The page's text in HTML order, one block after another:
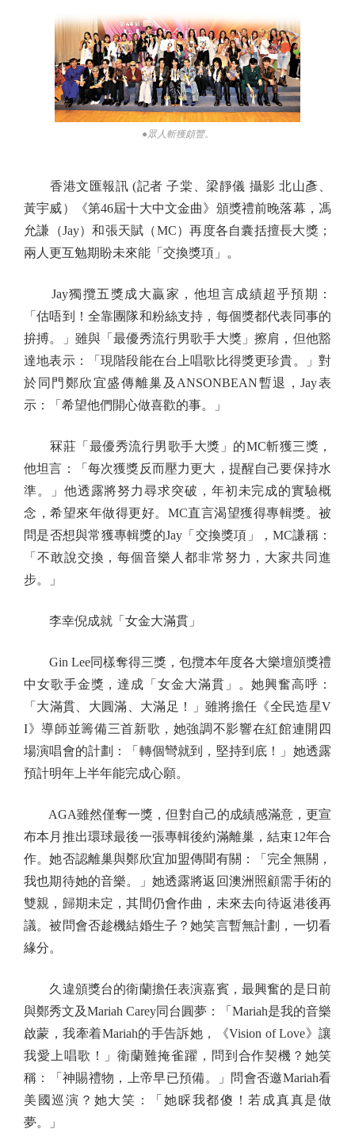
●眾人斬獲頗豐。
香港文匯報訊 (記者 子棠、梁靜儀 攝影 北山彥、
黃宇威）《第46屆十大中文金曲》頒獎禮前晚落幕，馮
允謙（Jay）和張天賦（MC）再度各自囊括擅長大獎；
兩人更互勉期盼未來能「交換獎項」。
Jay獨攬五獎成大贏家，他坦言成績超乎預期：
「估唔到！全靠團隊和粉絲支持，每個獎都代表同事的
拚搏。」雖與「最優秀流行男歌手大獎」擦肩，但他豁
達地表示：「現階段能在台上唱歌比得獎更珍貴。」對
於同門鄭欣宜盛傳離巢及ANSONBEAN暫退，Jay表
示：「希望他們開心做喜歡的事。」
冧莊「最優秀流行男歌手大獎」的MC斬獲三獎，
他坦言：「每次獲獎反而壓力更大，提醒自己要保持水
準。」他透露將努力尋求突破，年初未完成的實驗概
念，希望來年做得更好。MC直言渴望獲得專輯獎。被
問是否想與常獲專輯獎的Jay「交換獎項」，MC謙稱：
「不敢說交換，每個音樂人都非常努力，大家共同進
步。」
李幸倪成就「女金大滿貫」
Gin Lee同樣奪得三獎，包攬本年度各大樂壇頒獎禮
中女歌手金獎，達成「女金大滿貫」。她興奮高呼：
「大滿貫、大圓滿、大滿足！」雖將擔任《全民造星V
I》導師並籌備三首新歌，她強調不影響在紅館連開四
場演唱會的計劃：「轉個彎就到，堅持到底！」她透露
預計明年上半年能完成心願。
AGA雖然僅奪一獎，但對自己的成績感滿意，更宣
布本月推出環球最後一張專輯後約滿離巢，結束12年合
作。她否認離巢與鄭欣宜加盟傳聞有關：「完全無關，
我也期待她的音樂。」她透露將返回澳洲照顧需手術的
雙親，歸期未定，其間仍會作曲，未來去向待返港後再
議。被問會否趁機結婚生子？她笑言暫無計劃，一切看
緣分。
久違頒獎台的衛蘭擔任表演嘉賓，最興奮的是日前
與鄭秀文及Mariah Carey同台圓夢：「Mariah是我的音樂
啟蒙，我牽着Mariah的手告訴她，《Vision of Love》讓
我愛上唱歌！」衛蘭難掩雀躍，問到合作契機？她笑
稱：「神賜禮物，上帝早已預備。」問會否邀Mariah看
美國巡演？她大笑：「她睬我都傻！若成真真是做
夢。」